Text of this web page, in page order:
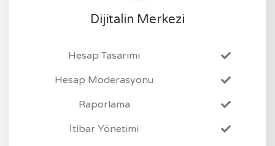
Dijitalin Merkezi
Hesap Tasarımı
Hesap Moderasyonu
Raporlama
İtibar Yönetimi